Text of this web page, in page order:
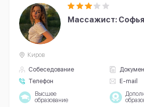
Массажист:
Собеседование
Телефон
E-mail
Киров
Высшее
образование